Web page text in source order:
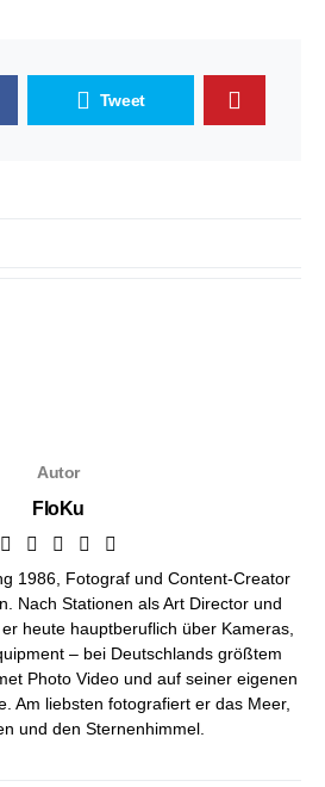
Tweet
Autor
FloKu
1986, Fotograf und Content-Creator
Nach Stationen als Art Director und
heute hauptberuflich über Kameras,
– bei Deutschlands größtem
Photo Video und auf seiner eigenen
Am liebsten fotografiert er das Meer,
und den Sternenhimmel.